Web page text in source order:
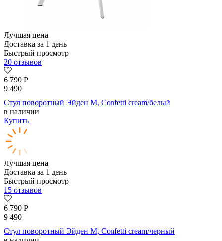
Лучшая цена
Доставка за 1 день
Быстрый просмотр
20 отзывов
6 790 Р
9 490
Стул поворотный Эйден М, Confetti cream/белый
в наличии
Купить
Лучшая цена
Доставка за 1 день
Быстрый просмотр
15 отзывов
6 790 Р
9 490
Стул поворотный Эйден М, Confetti cream/черный